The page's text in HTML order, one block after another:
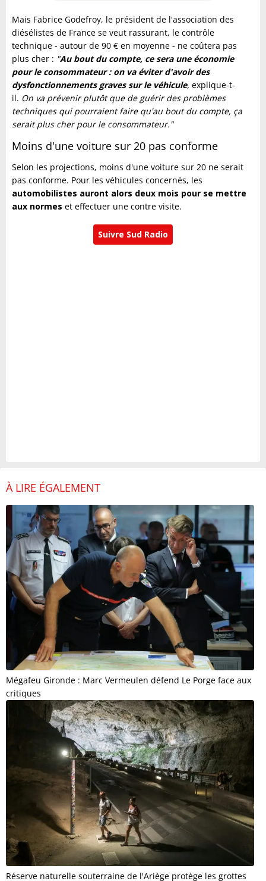
Mais Fabrice Godefroy, le président de l'association des
diésélistes de France se veut rassurant, le contrôle
technique - autour de 90 € en moyenne - ne coûtera pas
plus cher : "Au bout du compte, ce sera une économie
pour le consommateur : on va éviter d'avoir des
dysfonctionnements graves sur le véhicule, explique-t-
il. On va prévenir plutôt que de guérir des problèmes
techniques qui pourraient faire qu'au bout du compte, ça
serait plus cher pour le consommateur."
Moins d'une voiture sur 20 pas conforme
Selon les projections, moins d'une voiture sur 20 ne serait
pas conforme. Pour les véhicules concernés, les
automobilistes auront alors deux mois pour se mettre
aux normes et effectuer une contre visite.
Suivre Sud Radio
À LIRE ÉGALEMENT
Mégafeu Gironde : Marc Vermeulen défend Le Porge face aux
critiques
Réserve naturelle souterraine de l'Ariège protège les grottes